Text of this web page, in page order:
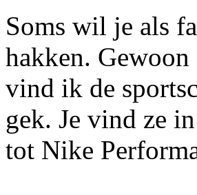
Soms wil je als
hakken. Gewoon
vind ik de
gek. Je vind ze
tot Nike